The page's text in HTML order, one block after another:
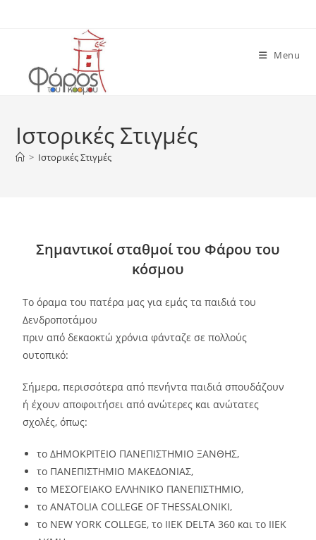
Menu
Ιστορικές Στιγμές
> Ιστορικές Στιγμές
Σημαντικοί σταθμοί του Φάρου του
κόσμου
Το όραμα του πατέρα μας για εμάς τα παιδιά του
Δενδροποτάμου
πριν από δεκαοκτώ χρόνια φάνταζε σε πολλούς
ουτοπικό:
Σήμερα, περισσότερα από πενήντα παιδιά σπουδάζουν
ή έχουν αποφοιτήσει από ανώτερες και ανώτατες
σχολές, όπως:
το ΔΗΜΟΚΡΙΤΕΙΟ ΠΑΝΕΠΙΣΤΗΜΙΟ ΞΑΝΘΗΣ,
το ΠΑΝΕΠΙΣΤΗΜΙΟ ΜΑΚΕΔΟΝΙΑΣ,
το ΜΕΣΟΓΕΙΑΚΟ ΕΛΛΗΝΙΚΟ ΠΑΝΕΠΙΣΤΗΜΙΟ,
το ANATOLIA COLLEGE OF THESSALONIKI,
το NEW YORK COLLEGE, το IIEK DELTA 360 και το IIEK